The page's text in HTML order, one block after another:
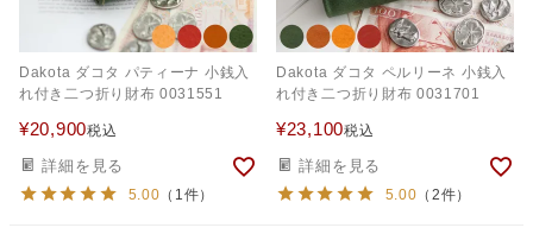
Dakota ダコタ パティーナ 小銭入
れ付き二つ折り財布 0031551
¥20,900税込
詳細を見る
5.00 （1件）
Dakota ダコタ ペルリーネ 小銭入
れ付き二つ折り財布 0031701
¥23,100税込
詳細を見る
5.00 （2件）